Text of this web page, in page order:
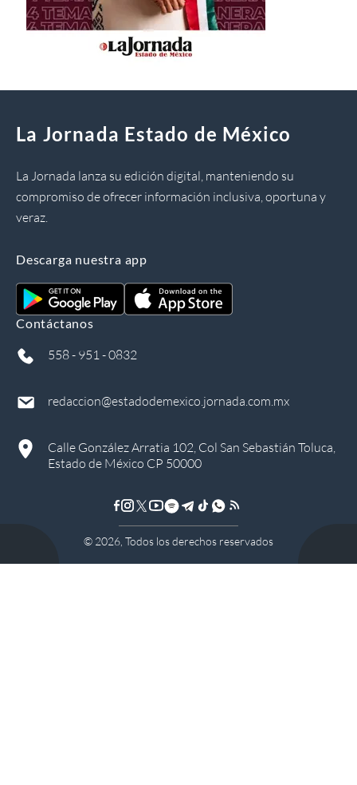
La Jornada Estado de México
La Jornada lanza su edición digital, manteniendo su
compromiso de ofrecer información inclusiva, oportuna y
veraz.
Descarga nuestra app
Contáctanos
558 - 951 - 0832
redaccion@estadodemexico.jornada.com.mx
Calle González Arratia 102, Col San Sebastián Toluca,
Estado de México CP 50000
© 2026 , Todos los derechos reservados